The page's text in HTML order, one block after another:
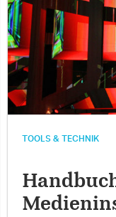
TOOLS & TECHNIK